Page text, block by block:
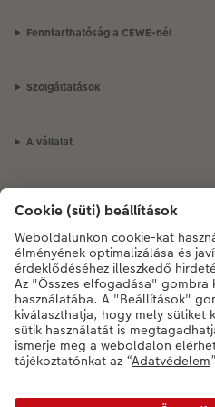
Fenntarthatóság a CEWE-nél
Szolgáltatások
A vállalat
CEWE Fotóvilág
Szolgáltatásainkkal vagy